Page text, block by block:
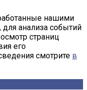
нашими
анализа событий
страниц
его
смотрите в